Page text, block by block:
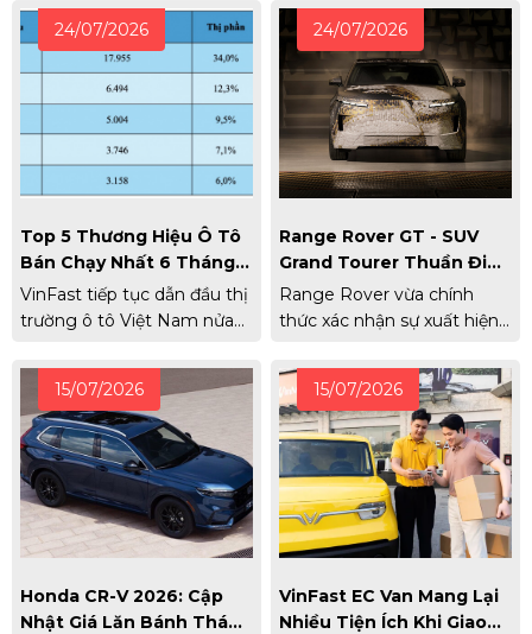
hàng loạt mẫu xe mới, từ xe
thể thao, SUV hybrid đến
bán tải điện. Nhiều cái tên
được quan tâm như Toyota
Celica hay Nissan Skyline
cũng sẽ trở lại.
nhưng khí thải thực tế lại
thoát ra từ ống xả giấu dưới
gầm. Vì sao nó lại được
thiết kế như vậy?
24/07/2026
Top 5 Thương Hiệu Ô Tô
Bán Chạy Nhất 6 Tháng
Đầu Năm 2026
VinFast tiếp tục dẫn đầu thị
trường ô tô Việt Nam nửa
vững vị trí thứ 2.
24/07/2026
Range Rover GT - SUV
Grand Tourer Thuần Điện
Đầu Tiên Của Thương
Hiệu Chính Thức Xuất
Range Rover vừa chính
thức xác nhận sự xuất hiện
xe thứ 5 trong gia đình
Range Rover.
15/07/2026
Honda CR-V 2026: Cập
Nhật Giá Lăn Bánh Tháng
15/07/2026
VinFast EC Van Mang Lại
Nhiều Tiện Ích Khi Giao